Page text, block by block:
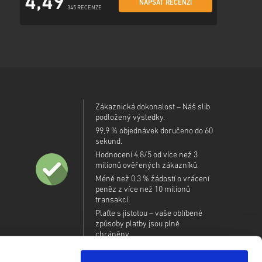
345 RECENZE
NAPSAT RECENZI
Zákaznická dokonalost – Náš slib
podložený výsledky.
99,9 % objednávek doručeno do 60
sekund.
Hodnocení 4,8/5 od více než 3
milionů ověřených zákazníků.
Méně než 0,3 % žádostí o vrácení
peněz z více než 10 milionů
transakcí.
Plaťte s jistotou – vaše oblíbené
způsoby platby jsou plně
chráněny.